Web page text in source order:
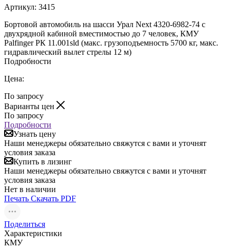
Артикул: 3415
Бортовой автомобиль на шасси Урал Next 4320-6982-74 с
двухрядной кабиной вместимостью до 7 человек, КМУ
Palfinger РК 11.001sld (макс. грузоподъемность 5700 кг, макс.
гидравлический вылет стрелы 12 м)
Подробности
Цена:
По запросу
Варианты цен
По запросу
Подробности
Узнать цену
Наши менеджеры обязательно свяжутся с вами и уточнят
условия заказа
Купить в лизинг
Наши менеджеры обязательно свяжутся с вами и уточнят
условия заказа
Нет в наличии
Печать Скачать PDF
Поделиться
Характеристики
КМУ